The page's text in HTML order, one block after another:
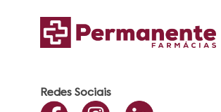
Redes Sociais